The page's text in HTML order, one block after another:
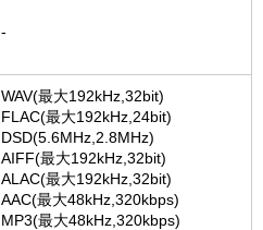
-
WAV(最大192kHz,32bit)
FLAC(最大192kHz,24bit)
DSD(5.6MHz,2.8MHz)
AIFF(最大192kHz,32bit)
ALAC(最大192kHz,32bit)
AAC(最大48kHz,320kbps)
MP3(最大48kHz,320kbps)